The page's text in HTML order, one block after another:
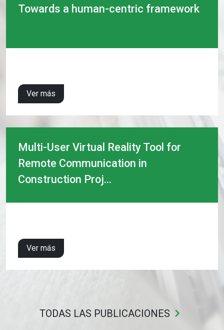
Towards a human-centric framework
Ver más
Multi-User Virtual Reality Tool for
Remote Communication in
Construction Proj...
Ver más
TODAS LAS PUBLICACIONES keyboard_arrow_right